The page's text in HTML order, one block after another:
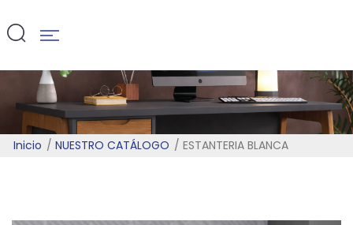
Inicio NUESTRO CATÁLOGO ESTANTERIA BLANCA